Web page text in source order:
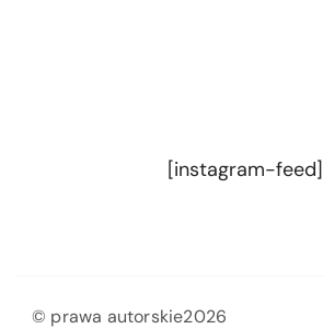
[instagram-feed]
© prawa autorskie2026